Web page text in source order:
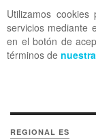
Utilizamos
servicios mediante
en el botón de
términos de
OFF CANVAS
REGIONAL ES